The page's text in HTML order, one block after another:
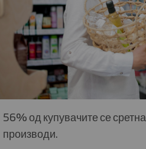
56% од купувачите се
производи.